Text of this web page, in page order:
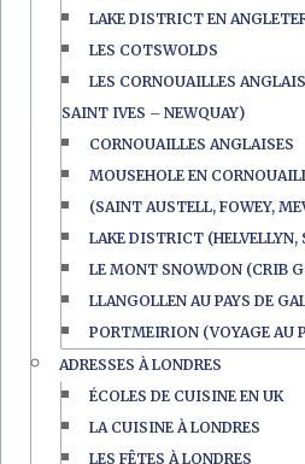
LAKE DISTRICT EN
LES COTSWOLDS
LES CORNOUAILLES
SAINT IVES – NEWQUAY)
CORNOUAILLES ANGLAISES
MOUSEHOLE EN
(SAINT AUSTELL, FOWEY,
LAKE DISTRICT (HELVELLYN,
LE MONT SNOWDON (CRIB
LLANGOLLEN AU PAYS DE
PORTMEIRION (VOYAGE AU
ADRESSES À LONDRES
ÉCOLES DE CUISINE EN UK
LA CUISINE À LONDRES
LES FÊTES À LONDRES